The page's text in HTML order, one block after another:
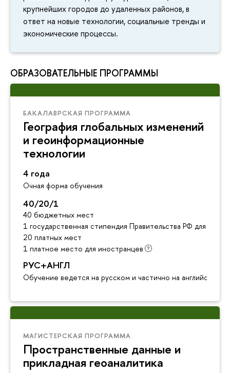
крупнейших городов до удаленных районов,
ответ на новые технологии, социальные тренды и
экономические процессы.
ОБРАЗОВАТЕЛЬНЫЕ ПРОГРАММЫ
БАКАЛАВРСКАЯ ПРОГРАММА
География глобальных изменений
и геоинформационные
технологии
4 года
Очная форма обучения
40/20/1
40 бюджетных мест
1 государственная стипендия Правительства РФ для
20 платных мест
1 платное место для иностранце
РУС+АНГЛ
Обучение ведется на русском и частично на английском
МАГИСТЕРСКАЯ ПРОГРАММА
Пространственные данные и
прикладная геоаналитика